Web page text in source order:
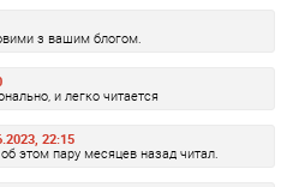
з вашим блогом.
и легко читается
22:15
этом пару месяцев назад читал.